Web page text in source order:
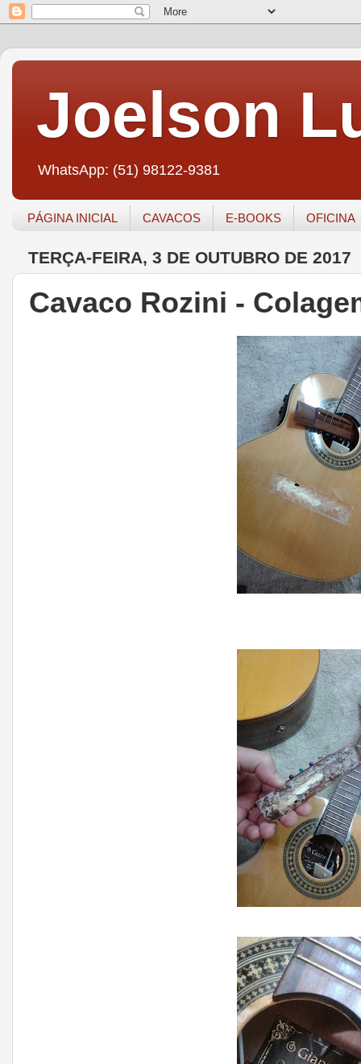
Joelson
WhatsApp: (51) 98122-9381
PÁGINA INICIAL CAVACOS E-BOOKS OFICINA
TERÇA-FEIRA, 3 DE OUTUBRO DE 2017
Cavaco Rozini -